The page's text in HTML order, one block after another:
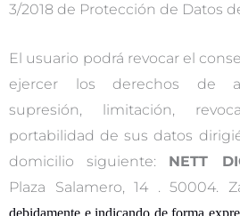
3/2018 de Protección de Datos
El usuario podrá revocar el
ejercer los derechos de
supresión, limitación,
portabilidad de sus datos
domicilio siguiente: NETT
Plaza Salamero, 14 . 50004.
debidamente e indicando de forma